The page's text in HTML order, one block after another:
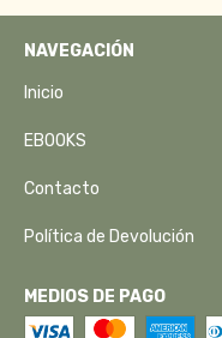
NAVEGACIÓN
Inicio
EBOOKS
Contacto
Política de Devolución
MEDIOS DE PAGO